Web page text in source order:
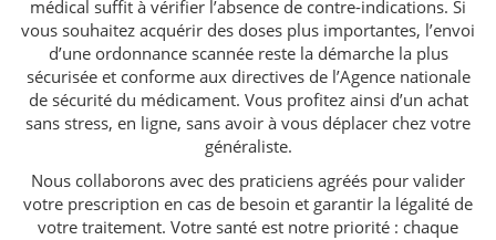
médical suffit à vérifier l’absence de contre-indications. Si
vous souhaitez acquérir des doses plus importantes, l’envoi
d’une ordonnance scannée reste la démarche la plus
sécurisée et conforme aux directives de l’Agence nationale
de sécurité du médicament. Vous profitez ainsi d’un achat
sans stress, en ligne, sans avoir à vous déplacer chez votre
généraliste.
Nous collaborons avec des praticiens agréés pour valider
votre prescription en cas de besoin et garantir la légalité de
votre traitement. Votre santé est notre priorité : chaque